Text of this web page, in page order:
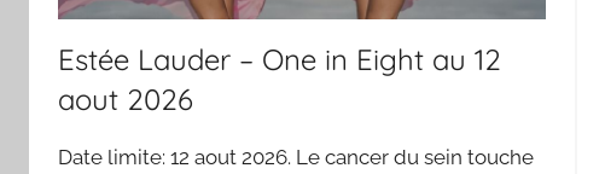
Estée Lauder – One in Eight au 12
aout 2026
Date limite: 12 aout 2026. Le cancer du sein touche